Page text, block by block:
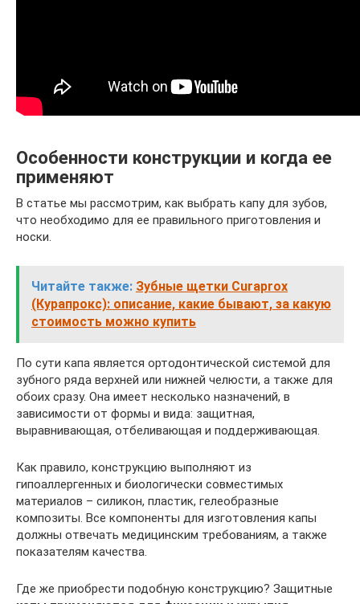
Особенности конструкции и когда ее
применяют
В статье мы рассмотрим, как выбрать капу для зубов,
что необходимо для ее правильного приготовления и
носки.
Читайте также: Зубные щетки Curaprox
(Курапрокс): описание, какие бывают, за какую
стоимость можно купить
По сути капа является ортодонтической системой для
зубного ряда верхней или нижней челюсти, а также для
обоих сразу. Она имеет несколько назначений, в
зависимости от формы и вида: защитная,
выравнивающая, отбеливающая и поддерживающая.
Как правило, конструкцию выполняют из
гипоаллергенных и биологически совместимых
материалов – силикон, пластик, гелеобразные
композиты. Все компоненты для изготовления капы
должны отвечать медицинским требованиям, а также
показателям качества.
Где же приобрести подобную конструкцию? Защитные